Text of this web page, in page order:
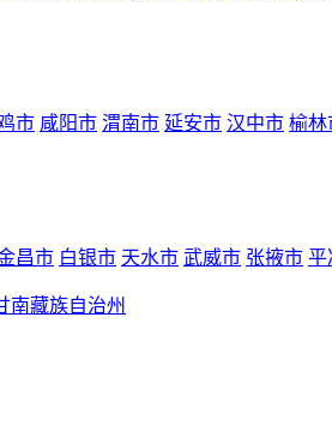
市 咸阳市 渭南市 延安市 汉中市 榆林
昌市 白银市 天水市 武威市 张掖市 平
南藏族自治州